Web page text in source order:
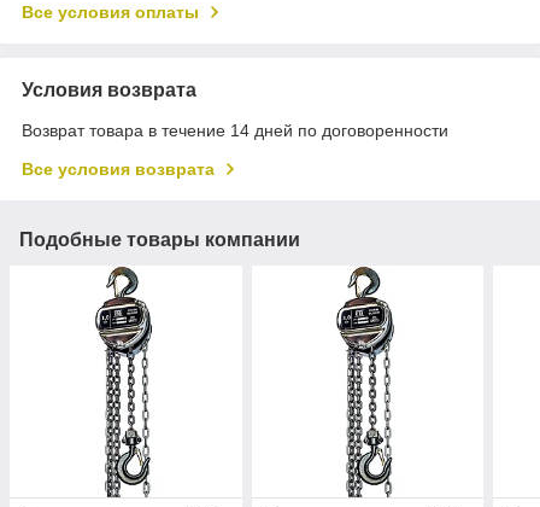
Все условия оплаты
Условия возврата
Возврат товара в течение 14 дней по договоренности
Все условия возврата
Подобные товары компании